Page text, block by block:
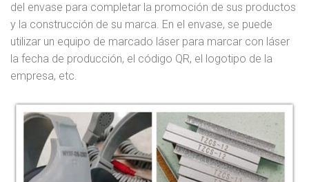
del envase para completar la promoción de sus productos
y la construcción de su marca. En el envase, se puede
utilizar un equipo de marcado láser para marcar con láser
la fecha de producción, el código QR, el logotipo de la
empresa, etc.